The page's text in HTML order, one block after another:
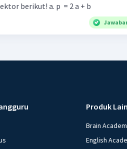
Gambarlah vektor-vektor berikut! a. p ​ = 2 a + b
Produk
Brain
English